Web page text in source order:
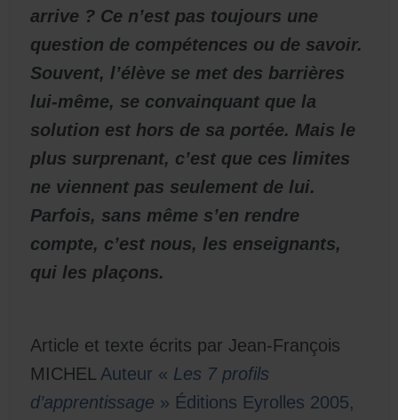
arrive ? Ce n’est pas toujours une
question de compétences ou de savoir.
Souvent, l’élève se met des barrières
lui-même, se convainquant que la
solution est hors de sa portée. Mais le
plus surprenant, c’est que ces limites
ne viennent pas seulement de lui.
Parfois, sans même s’en rendre
compte, c’est nous, les enseignants,
qui les plaçons.
Article et texte écrits par Jean-François
MICHEL Auteur « Les 7 profils
d’apprentissage » Éditions Eyrolles 2005,